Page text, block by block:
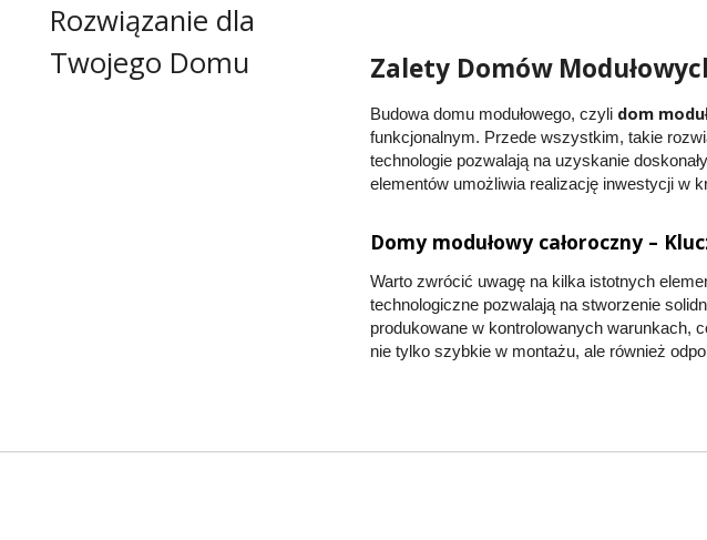
Rozwiązanie dla
Twojego Domu
Zalety Domów
Budowa domu modułowego, czyli dom
funkcjonalnym. Przede wszystkim, takie
technologie pozwalają na uzyskanie
elementów umożliwia realizację inwestycji w
Domy modułowy całoroczny –
Warto zwrócić uwagę na kilka istotnych
technologiczne pozwalają na stworzenie
produkowane w kontrolowanych warunkach,
nie tylko szybkie w montażu, ale również